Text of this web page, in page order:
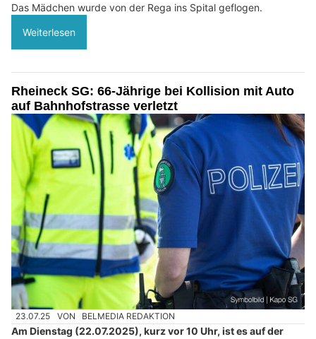
Das Mädchen wurde von der Rega ins Spital geflogen.
Weiterlesen
Rheineck SG: 66-Jährige bei Kollision mit Auto
auf Bahnhofstrasse verletzt
23.07.25 VON BELMEDIA REDAKTION
Am Dienstag (22.07.2025), kurz vor 10 Uhr, ist es auf der